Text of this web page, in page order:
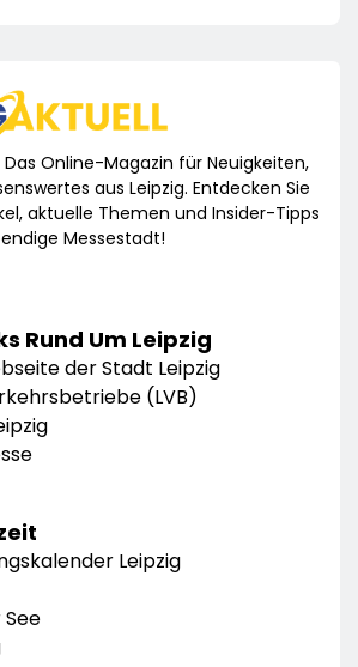
Das Online-Magazin für Neuigkeiten,
aus Leipzig. Entdecken Sie
aktuelle Themen und Insider-Tipps
Messestadt!
Rund Um Leipzig
der Stadt Leipzig
(LVB)
Leipzig